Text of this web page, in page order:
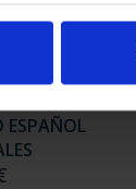
ESPAÑOL